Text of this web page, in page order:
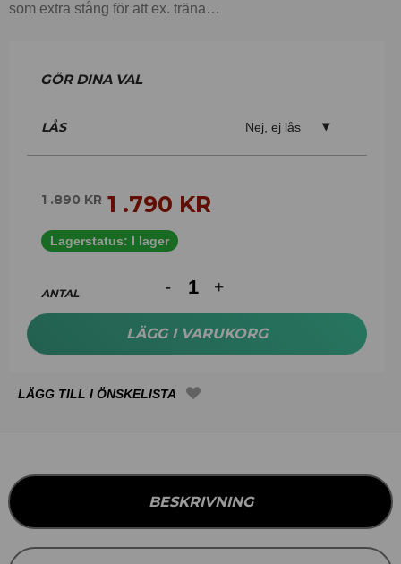
som extra stång för att ex. träna…
LÅS Nej, ej lås
1 .890KR 1 .790 KR
Lagerstatus: I lager
ANTAL
LÄGG I VARUKORG
BESKRIVNING